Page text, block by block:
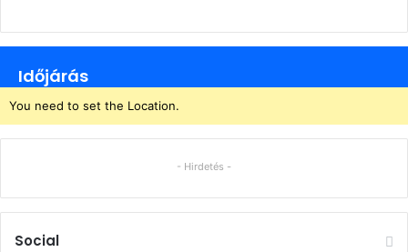
Időjárás
You need to set the Location.
- Hirdetés -
Social